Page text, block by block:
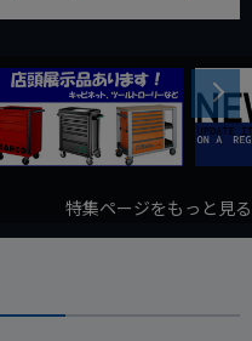
Next
特集ページをもっと見る